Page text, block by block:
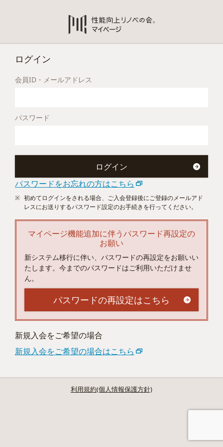
ログイン
会員ID・メールアドレス
パスワード
パスワードをお忘れの方はこちら
初めてログインをされる場合、ご入会登録後にご登録のメールアド
レスにお送りするパスワード設定のお手続きを行ってください。
マイページ機能追加に伴うパスワード再設定の
お願い
新システム移行に伴い、パスワードの再設定をお願いい
たします。今までのパスワードはご利用いただけませ
ん。
パスワードの再設定はこちら
新規入会をご希望の場合
新規入会をご希望の場合はこちら
利用規約(個人情報保護方針)